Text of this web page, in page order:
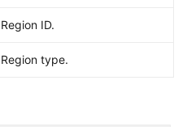
Region ID.
Region type.